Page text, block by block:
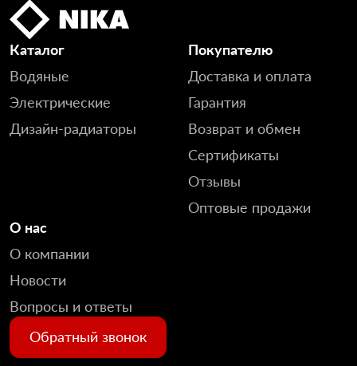
Каталог
Водяные
Электрические
Дизайн-радиаторы
Покупателю
Доставка и оплата
Гарантия
Возврат и обмен
Сертификаты
Отзывы
Оптовые продажи
О нас
О компании
Новости
Вопросы и ответы
Обратный звонок